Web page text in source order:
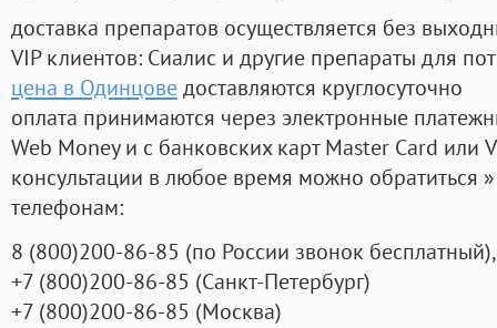
доставка препаратов осуществляется без
VIP клиентов: Сиалис и другие препараты для
цена в Одинцоведоставляются круглосуточно
оплата принимаются через электронные
Web Money и с банковских карт Master Card или
консультации в любое время можно обратиться
телефонам:
8 (800)200-86-85 (по России звонок бесплатный),
+7 (800)200-86-85 (Санкт-Петербург)
+7 (800)200-86-85 (Москва)